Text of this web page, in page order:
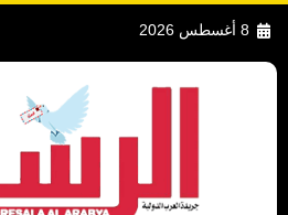
8 أغسطس 2026